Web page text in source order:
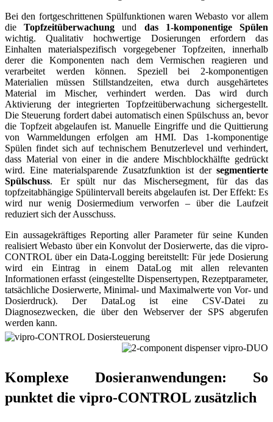
Bei den fortgeschrittenen Spülfunktionen waren Webasto vor allem
dieTopfzeitüberwachung und das 1-komponentige Spülen
wichtig. Qualitativ hochwertige Dosierungen erfordern das
Einhalten materialspezifisch vorgegebener Topfzeiten, innerhalb
derer die Komponenten nach dem Vermischen reagieren und
verarbeitet werden können. Speziell bei 2-komponentigen
Materialien müssen Stillstandzeiten, etwa durch ausgehärtetes
Material im Mischer, verhindert werden. Das wird durch
Aktivierung der integrierten Topfzeitüberwachung sichergestellt.
Die Steuerung fordert dabei automatisch einen Spülschuss an, bevor
die Topfzeit abgelaufen ist. Manuelle Eingriffe und die Quittierung
von Warnmeldungen erfolgen am HMI. Das 1-komponentige
Spülen findet sich auf technischem Benutzerlevel und verhindert,
dass Material von einer in die andere Mischblockhälfte gedrückt
wird. Eine materialsparende Zusatzfunktion ist der segmentierte
Spülschuss. Er spült nur das Mischersegment, für das das
topfzeitabhängige Spülintervall bereits abgelaufen ist. Der Effekt: Es
wird nur wenig Dosiermedium verworfen – über die Laufzeit
reduziert sich der Ausschuss.
Ein aussagekräftiges Reporting aller Parameter für seine Kunden
realisiert Webasto über ein Konvolut der Dosierwerte, das die vipro-
CONTROL über ein Data-Logging bereitstellt: Für jede Dosierung
wird ein Eintrag in einem DataLog mit allen relevanten
Informationen erfasst (eingestellte Dispensertypen, Rezeptparameter,
tatsächliche Dosierwerte, Minimal- und Maximalwerte von Vor- und
Dosierdruck). Der DataLog ist eine CSV-Datei zu
Diagnosezwecken, die über den Webserver der SPS abgerufen
werden kann.
Komplexe Dosieranwendungen: So
punktet die vipro-CONTROL zusätzlich